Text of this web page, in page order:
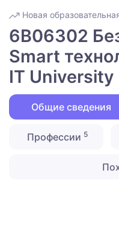
Новая
6B06302
Smart
IT University
Общие сведения
Профессии 5